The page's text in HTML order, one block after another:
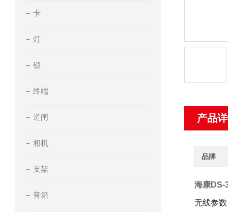
卡
灯
锁
终端
道闸
相机
支架
音箱
产品
品牌
海康DS-
无线参数